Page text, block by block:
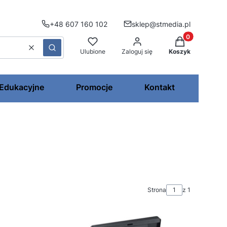
+48 607 160 102 sklep@stmedia.pl
WyczyśćSzukaj Ulubione Zaloguj się
Produkty w
Koszyk
Promocje Kontakt
Strona z 1